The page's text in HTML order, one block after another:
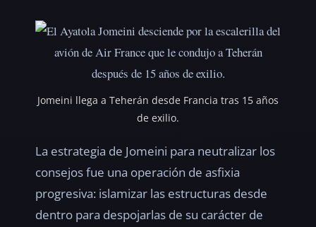
Jomeini llega a Teherán desde Francia tras 15 años
de exilio.
La estrategia de Jomeini para neutralizar los
consejos fue una operación de asfixia
progresiva: islamizar las estructuras desde
dentro para despojarlas de su carácter de